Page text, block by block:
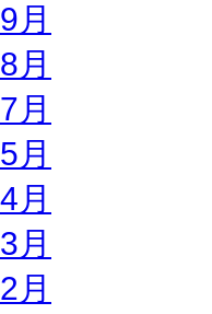
9月
8月
7月
5月
4月
3月
2月